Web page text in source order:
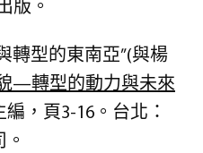
版。
轉型的東南亞”(與楊
—轉型的動力與未來
，頁3-16。台北：